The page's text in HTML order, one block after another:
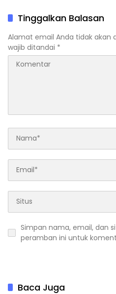
Tinggalkan Balasan
Alamat email Anda tidak akan
wajib ditandai *
Simpan nama, email, dan
peramban ini untuk
Baca Juga